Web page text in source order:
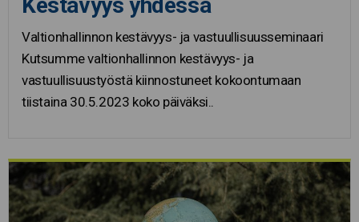
Valtionhallinnon kestävyys- ja vastuullisuusseminaari
Kutsumme valtionhallinnon kestävyys- ja
vastuullisuustyöstä kiinnostuneet kokoontumaan
tiistaina 30.5.2023 koko päiväksi..